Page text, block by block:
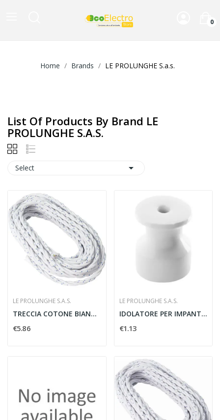
0
Home Brands LE PROLUNGHE S.a.s.
List Of Products By Brand LE
PROLUNGHE S.a.s.
Select 
LE PROLUNGHE S.A.S.
TRECCIA COTONE BIANCO 3X2.5 MMQ - LE PROLUNGHE...
€5.86
LE PROLUNGHE S.A.S.
IDOLATORE PER IMPANTI A TRECCIA - LE PROLUNGHE...
€1.13